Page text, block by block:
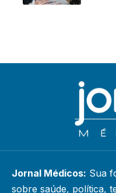
Jornal Médicos: Sua
sobre saúde, política,